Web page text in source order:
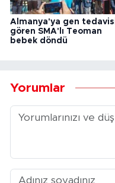
Almanya'ya gen
gören SMA'lı Teoman
bebek döndü
Yorumlar